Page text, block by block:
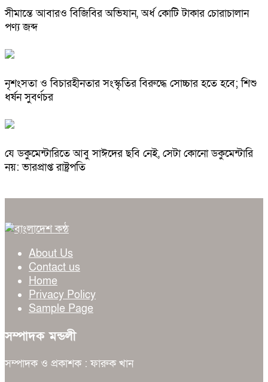
সীমান্তে আবারও বিজিবির অভিযান, অর্ধ কোটি টাকার চোরাচালান
পণ্য জব্দ
নৃশংসতা ও বিচারহীনতার সংস্কৃতির বিরুদ্ধে সোচ্চার হতে হবে; শিশু
ধর্ষন সুবর্ণচর
যে ডকুমেন্টারিতে আবু সাঈদের ছবি নেই, সেটা কোনো ডকুমেন্টারি
নয়: ভারপ্রাপ্ত রাষ্ট্রপতি
About Us
Contact us
Home
Privacy Policy
Sample Page
সম্পাদক মন্ডলী
সম্পাদক ও প্রকাশক : ফারুক খান